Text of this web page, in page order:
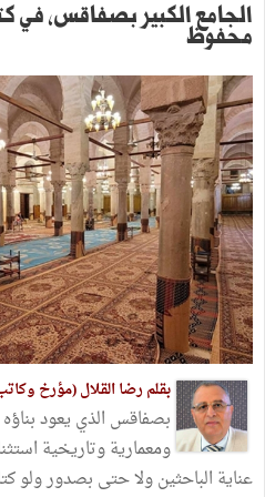
الجامع الكبير بصفاقس، في
محفوظ
بقلم رضا القلال (مؤرخ
ومعمارية وتاريخية
عناية الباحثين ولا حتى بصدور ولو